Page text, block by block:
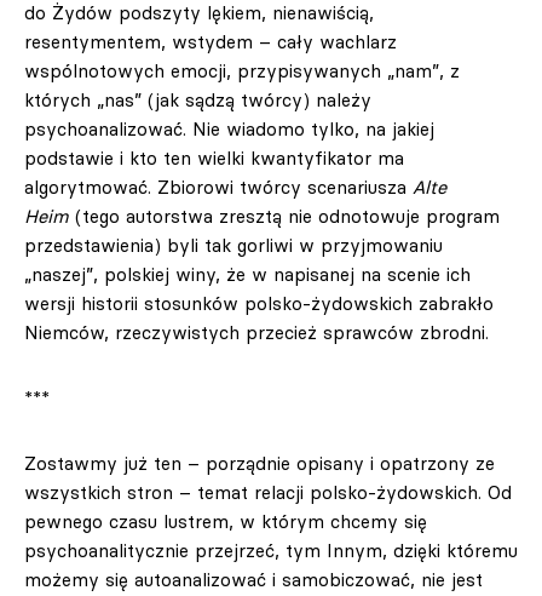
do Żydów podszyty lękiem, nienawiścią,
resentymentem, wstydem – cały wachlarz
wspólnotowych emocji, przypisywanych „nam”, z
których „nas” (jak sądzą twórcy) należy
psychoanalizować. Nie wiadomo tylko, na jakiej
podstawie i kto ten wielki kwantyfikator ma
algorytmować. Zbiorowi twórcy scenariusza Alte
Heim (tego autorstwa zresztą nie odnotowuje program
przedstawienia) byli tak gorliwi w przyjmowaniu
„naszej”, polskiej winy, że w napisanej na scenie ich
wersji historii stosunków polsko-żydowskich zabrakło
Niemców, rzeczywistych przecież sprawców zbrodni.
***
Zostawmy już ten – porządnie opisany i opatrzony ze
wszystkich stron – temat relacji polsko-żydowskich. Od
pewnego czasu lustrem, w którym chcemy się
psychoanalitycznie przejrzeć, tym Innym, dzięki któremu
możemy się autoanalizować i samobiczować, nie jest